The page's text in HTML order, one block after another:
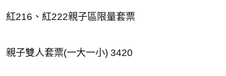
紅216、紅222親子區限量套票
親子雙人套票(一大一小) 3420